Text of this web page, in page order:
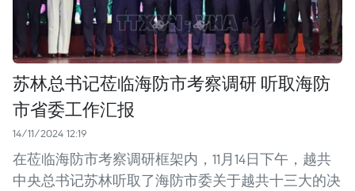
苏林总书记莅临海防市考察调研 听取海防
市省委工作汇报
14/11/2024 12:19
在莅临海防市考察调研框架内，11月14日下午，越共
中央总书记苏林听取了海防市委关于越共十三大的决